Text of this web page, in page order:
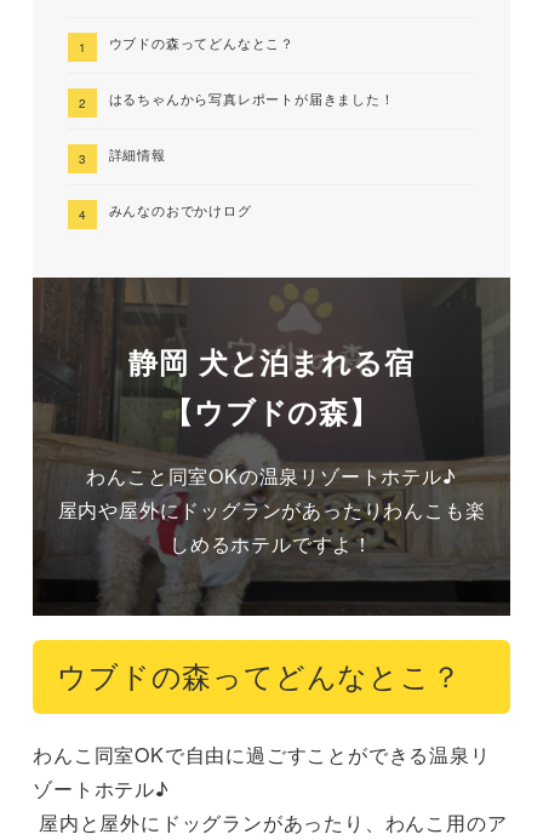
ウブドの森ってどんなとこ？
はるちゃんから写真レポートが届きました！
詳細情報
みんなのおでかけログ
静岡 犬と泊まれる宿
【ウブドの森】
わんこと同室OKの温泉リゾートホテル♪
屋内や屋外にドッグランがあったりわんこも楽
しめるホテルですよ！
ウブドの森ってどんなとこ？
わんこ同室OKで自由に過ごすことができる温泉リ
ゾートホテル♪